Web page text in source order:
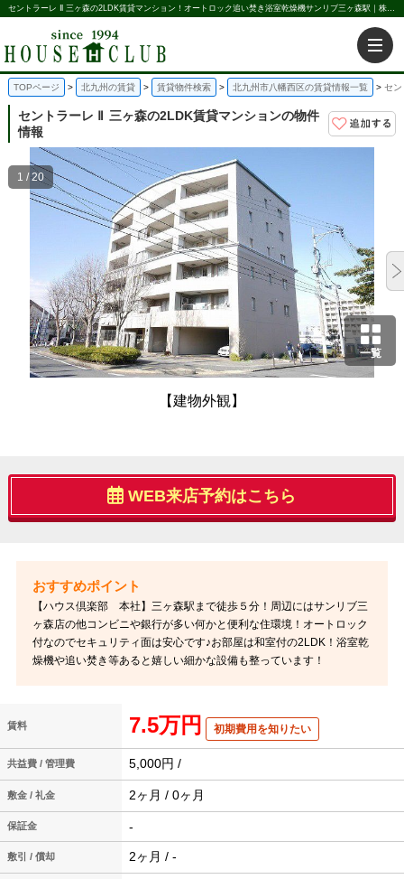
セントラーレ Ⅱ 三ヶ森の2LDK賃貸マンション！オートロック追い焚き浴室乾燥機サンリブ三ヶ森駅｜株式会社ハウス倶楽部
TOPページ 北九州の賃貸 賃貸物件検索 北九州市八幡西区の賃貸情報一覧 セン
セントラーレ Ⅱ 三ヶ森の2LDK賃貸マンションの物件
情報
一覧
【建物外観】
1 / 20
WEB来店予約はこちら
【ハウス倶楽部 本社】三ヶ森駅まで徒歩５分！周辺にはサンリブ三
ヶ森店の他コンビニや銀行が多い何かと便利な住環境！オートロック
付なのでセキュリティ面は安心です♪お部屋は和室付の2LDK！浴室乾
燥機や追い焚き等あると嬉しい細かな設備も整っています！
賃料 7.5万円 初期費用を知りたい
共益費 / 管理費 5,000円 /
敷金 / 礼金 2ヶ月 / 0ヶ月
保証金 -
敷引 / 償却 2ヶ月 / -